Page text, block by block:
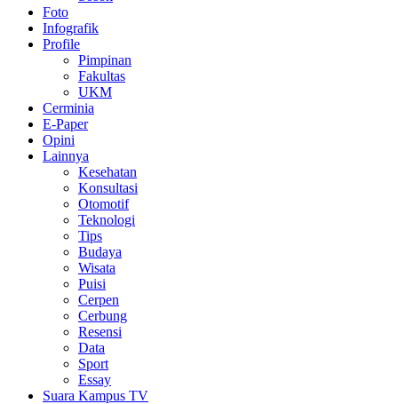
Foto
Infografik
Profile
Pimpinan
Fakultas
UKM
Cerminia
E-Paper
Opini
Lainnya
Kesehatan
Konsultasi
Otomotif
Teknologi
Tips
Budaya
Wisata
Puisi
Cerpen
Cerbung
Resensi
Data
Sport
Essay
Suara Kampus TV